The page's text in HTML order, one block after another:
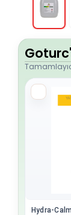
Hydra-